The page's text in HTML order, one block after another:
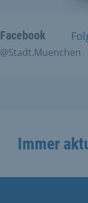
Facebook
@Stadt.Muenchen
Immer